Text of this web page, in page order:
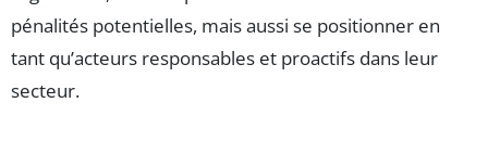
pénalités potentielles, mais aussi se positionner en
tant qu’acteurs responsables et proactifs dans leur
secteur.